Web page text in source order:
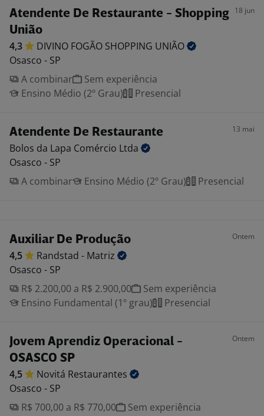
Atendente De Restaurante - Shopping
União
18 jun
4,3 DIVINO FOGÃO SHOPPING UNIÃO
Osasco - SP
A combinar
Sem experiência
Ensino Médio (2º Grau)
Presencial
Atendente De Restaurante 13 mai
Bolos da Lapa Comércio Ltda
Osasco - SP
A combinar
Ensino Médio (2º Grau) Presencial
Auxiliar De Produção Ontem
4,5 Randstad - Matriz
Osasco - SP
R$ 2.200,00 a R$ 2.900,00
Sem experiência
Ensino Fundamental (1º grau)
Presencial
Jovem Aprendiz Operacional -
OSASCO SP
Ontem
4,5 Novitá Restaurantes
Osasco - SP
R$ 700,00 a R$ 770,00
Sem experiência